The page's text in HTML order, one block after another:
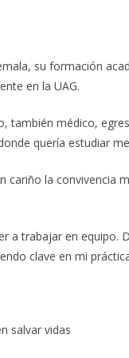
su formación
en la UAG.
también médico,
quería estudiar
cariño la convivencia
a trabajar en equipo.
clave en mi
salvar vidas